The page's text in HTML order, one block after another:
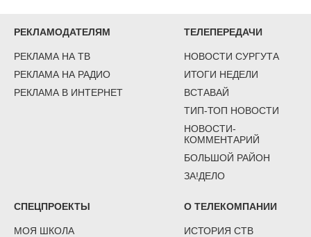
РЕКЛАМОДАТЕЛЯМ
РЕКЛАМА НА ТВ
РЕКЛАМА НА РАДИО
РЕКЛАМА В ИНТЕРНЕТ
ТЕЛЕПЕРЕДАЧИ
НОВОСТИ СУРГУТА
ИТОГИ НЕДЕЛИ
ВСТАВАЙ
ТИП-ТОП НОВОСТИ
НОВОСТИ-
КОММЕНТАРИЙ
БОЛЬШОЙ РАЙОН
ЗА!ДЕЛО
СПЕЦПРОЕКТЫ
МОЯ ШКОЛА
О ТЕЛЕКОМПАНИИ
ИСТОРИЯ СТВ